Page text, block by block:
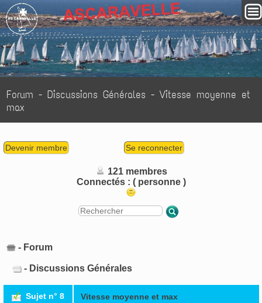
Forum - Discussions Générales - Vitesse moyenne et
max
Devenir membre Se reconnecter
121 membres
Connectés : ( personne )
- Forum
- Discussions Générales
Sujet n° 8 Vitesse moyenne et max